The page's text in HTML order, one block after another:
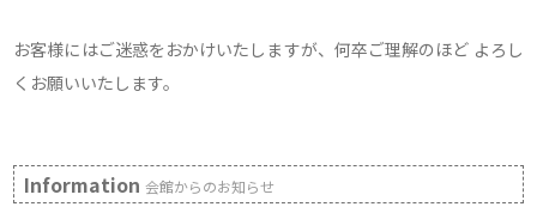
お客様にはご迷惑をおかけいたしますが、何卒ご理解のほど よろし
くお願いいたします。
Information会館からのお知らせ